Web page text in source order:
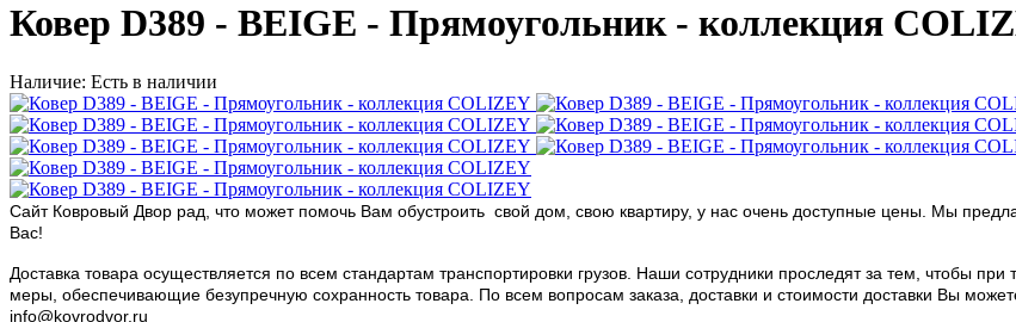
Ковер D389 - BEIGE - Прямоугольник - коллекция
Наличие: Есть в наличии
Сайт Ковровый Двор рад, что может помочь Вам обустроить свой дом, свою квартиру, у нас очень доступные цены. Мы
Вас!
Доставка товара осуществляется по всем стандартам транспортировки грузов. Наши сотрудники проследят за тем, чтобы
меры, обеспечивающие безупречную сохранность товара. По всем вопросам заказа, доставки и стоимости доставки Вы
info@kovrodvor.ru